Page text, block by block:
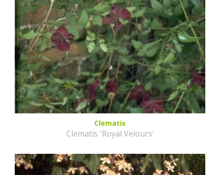
Clematis
Clematis 'Royal Velours'